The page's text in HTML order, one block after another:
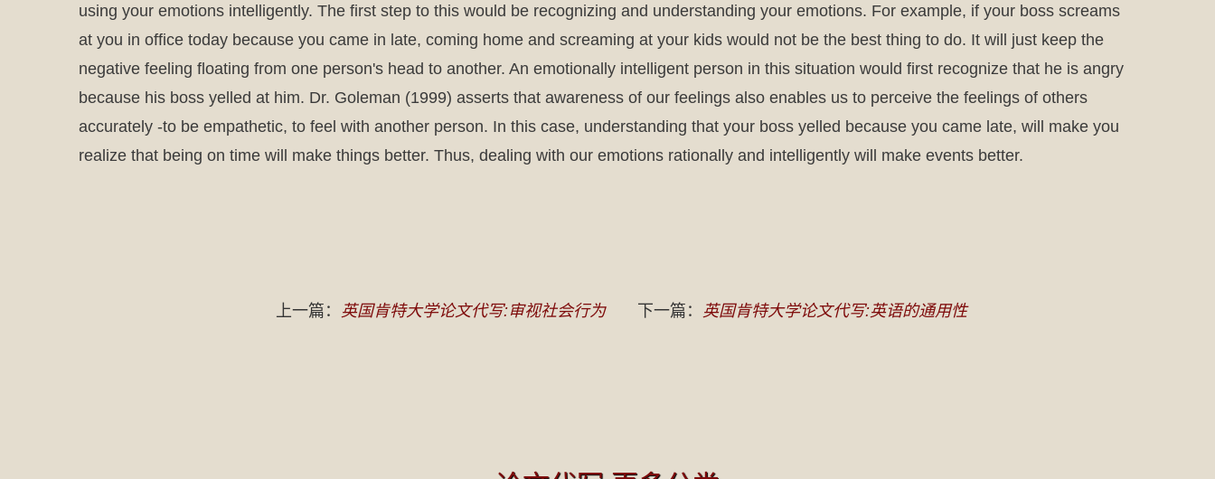
using your emotions intelligently. The first step to this would be recognizing and understanding your emotions. For example, if your boss screams
at you in office today because you came in late, coming home and screaming at your kids would not be the best thing to do. It will just keep the
negative feeling floating from one person's head to another. An emotionally intelligent person in this situation would first recognize that he is angry
because his boss yelled at him. Dr. Goleman (1999) asserts that awareness of our feelings also enables us to perceive the feelings of others
accurately -to be empathetic, to feel with another person. In this case, understanding that your boss yelled because you came late, will make you
realize that being on time will make things better. Thus, dealing with our emotions rationally and intelligently will make events better.
上一篇： 英国肯特大学论文代写:审视社会行为 下一篇： 英国肯特大学论文代写:英语的通用性